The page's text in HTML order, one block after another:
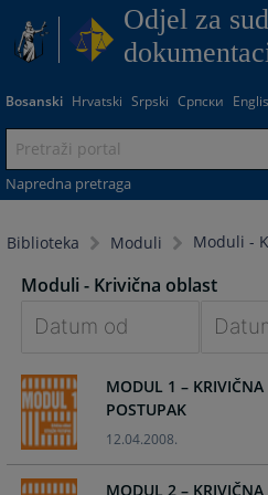
Odjel za
Bosanski Hrvatski Srpski Српски
Napredna pretraga
Biblioteka Moduli Moduli -
Moduli - Krivična oblast
forward
to
interact
with
the
forward
with
the
MODUL 1 –
POSTUPAK
12.04.2008.
MODUL 2 –